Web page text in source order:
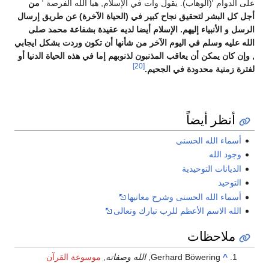
على الدوام '(الوهاب). يقول وات في الإسلام, هيأ الله الفرصة ' من
أجل كل البشر لتحقيق نجاح كبير في (الحياة الآخرة) عن طريق إرسال
الرسل و الأنبياء إليهم. الإسلام أيضا لديه عقيدة بشفاعة محمد صلى
الله عليه وسلم في اليوم الآخر من شأنها أن تكون وردت بشكل ايجابي
, وإن كان يمكن أن يعاقب المذنبون لذنوبهم إما في هذه الحياة الدنيا أو
لفترة زمنية محدودة في الجحيم.[20]
أنظر أيضاً
أسماء الله الحسنى
وجود الله
الديانات التوحيدية
التوحيد
أسماء الله الحسنى وشرح معانيها
الله الاسم الأعظم للرب تبارك وتعالى
ملاحظات
^
Gerhard Böwering, الله وصفاته, موسوعة القرآن